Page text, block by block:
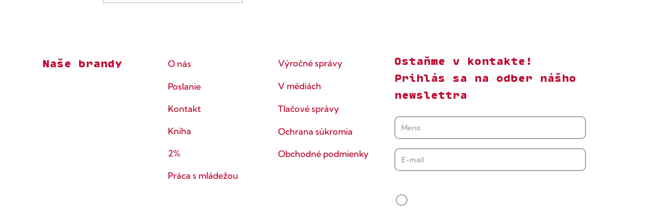
Naše brandy O nás
Poslanie
Kontakt
Kniha
2%
Práca s mládežou
Výročné správy
V médiách
Tlačové správy
Ochrana súkromia
Obchodné podmienky
Ostaňme v kontakte!
Prihlás sa na odber nášho
newslettra